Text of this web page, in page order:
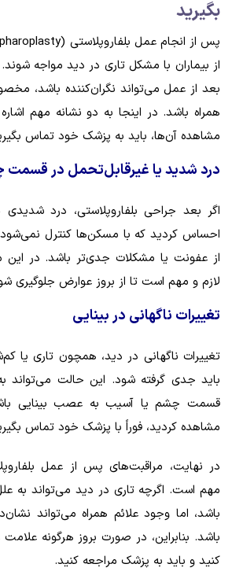
بگیرید
از بیماران با مشکل تاری در دید مواجه
بعد از عمل می‌تواند نگران‌کننده باشد،
همراه باشد. در اینجا به دو نشانه مهم
مشاهده آن‌ها، باید به پزشک خود تماس
درد شدید یا غیرقابل‌تحمل در
اگر بعد جراحی بلفاروپلاستی، درد
احساس کردید که با مسکن‌ها کنترل
از عفونت یا مشکلات جدی‌تر باشد. در این
لازم و مهم است تا از بروز عوارض جلوگیری
تغییرات ناگهانی در بینایی
تغییرات ناگهانی در دید، همچون تاری یا
باید جدی گرفته شود. این حالت می‌تواند
قسمت چشم یا آسیب به عصب بینایی
مشاهده کردید، فوراً با پزشک خود تماس
در نهایت، مراقبت‌های پس از عمل
مهم است. اگرچه تاری در دید می‌تواند به
باشد، اما وجود علائم همراه می‌تواند
باشد. بنابراین، در صورت بروز هرگونه
کنید و باید به پزشک مراجعه کنید.